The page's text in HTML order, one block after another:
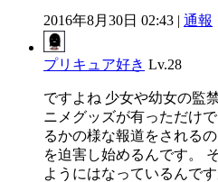
2016年8月30日 02:43 | 通報
プリキュア好き Lv.28
ですよね 少女や幼女の監
ニメグッズが有っただけ
るかの様な報道をされる
を迫害し始めるんです。
ようにはなっているんで